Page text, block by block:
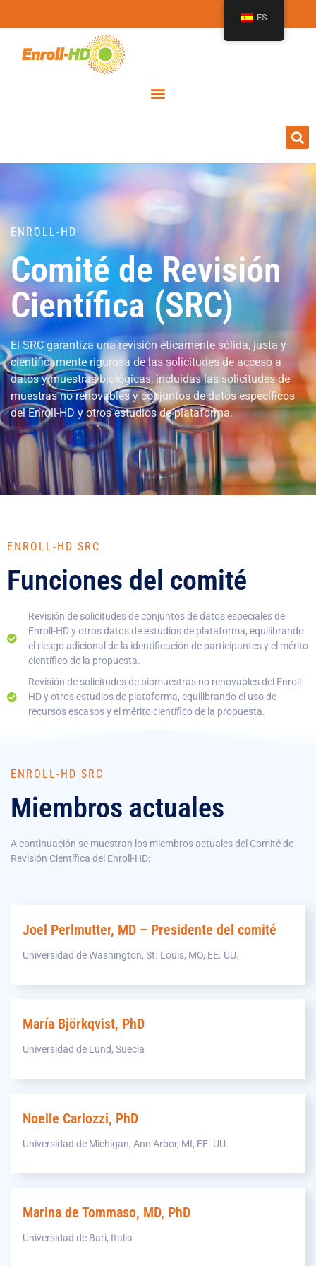
ENROLL-HD
Comité de Revisión
Científica (SRC)
El SRC garantiza una revisión éticamente sólida, justa y
científicamente rigurosa de las solicitudes de acceso a
datos y muestras biológicas, incluidas las solicitudes de
muestras no renovables y conjuntos de datos específicos
del Enroll-HD y otros estudios de plataforma.
ENROLL-HD SRC
Funciones del comité
Revisión de solicitudes de conjuntos de datos especiales de
Enroll-HD y otros datos de estudios de plataforma, equilibrando
el riesgo adicional de la identificación de participantes y el mérito
científico de la propuesta.
Revisión de solicitudes de biomuestras no renovables del Enroll-
HD y otros estudios de plataforma, equilibrando el uso de
recursos escasos y el mérito científico de la propuesta.
ENROLL-HD SRC
Miembros actuales
A continuación se muestran los miembros actuales del Comité de
Revisión Científica del Enroll-HD:
Joel Perlmutter, MD – Presidente del comité
Universidad de Washington, St. Louis, MO, EE. UU.
María Björkqvist, PhD
Universidad de Lund, Suecia
Noelle Carlozzi, PhD
Universidad de Michigan, Ann Arbor, MI, EE. UU.
Marina de Tommaso, MD, PhD
Universidad de Bari, Italia
ES